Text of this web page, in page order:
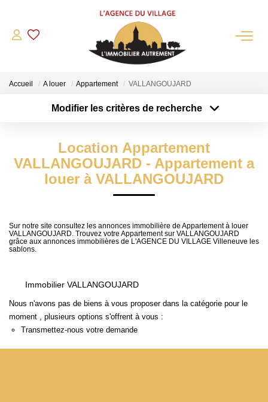
QUI SOMMES-NOUS?
L'agence
Notre Équipe
Nos Partenaires
NOS ACTUALITÉS
Maisons Anciennes
Locaux Commerciaux
Appartements
Terrains À Bâtir
Accueil A louer Appartement VALLANGOUJARD
Modifier les critères de recherche
Sélectionnez...
Surface min
Location Appartement
VALLANGOUJARD - Appartement a
louer à VALLANGOUJARD
Sur notre site consultez les annonces immobilière de Appartement à louer
VALLANGOUJARD. Trouvez votre Appartement sur VALLANGOUJARD
grâce aux annonces immobilières de L'AGENCE DU VILLAGE Villeneuve les
sablons.
Immobilier VALLANGOUJARD
Nous n'avons pas de biens à vous proposer dans la catégorie pour le
moment , plusieurs options s'offrent à vous :
Transmettez-nous votre demande